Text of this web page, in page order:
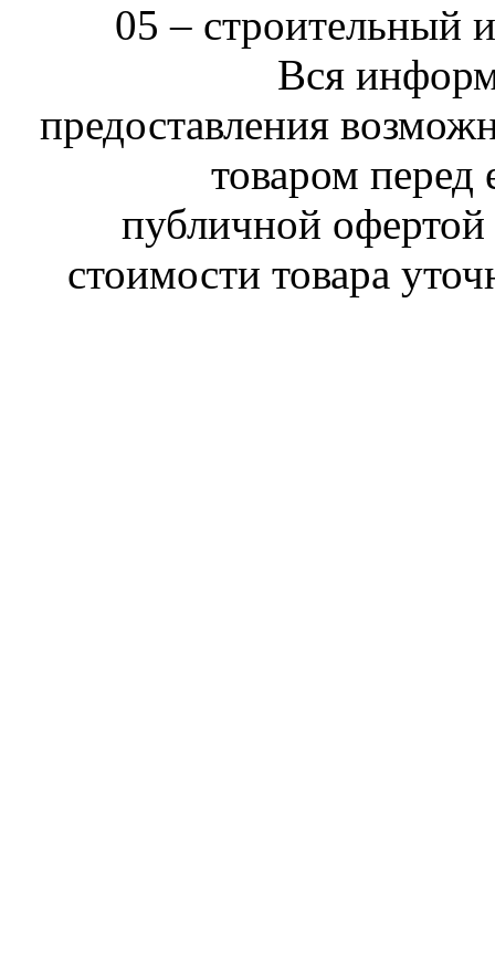
05 – строительный
Вся
предоставления
товаром перед
публичной
стоимости товара